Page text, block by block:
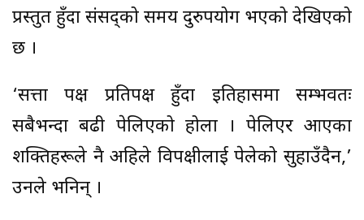
प्रस्तुत हुँदा संसद्को समय दुरुपयोग भएको देखिएको
छ ।
‘सत्ता पक्ष प्रतिपक्ष हुँदा इतिहासमा सम्भवतः
सबैभन्दा बढी पेलिएको होला । पेलिएर आएका
शक्तिहरूले नै अहिले विपक्षीलाई पेलेको सुहाउँदैन,’
उनले भनिन् ।